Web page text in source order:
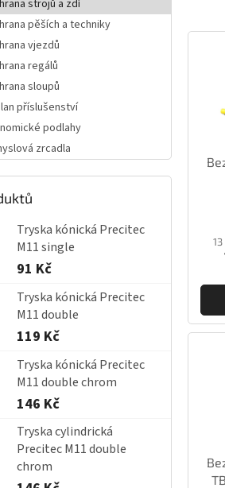
strojů a zdí
pěších a techniky
vjezdů
regálů
sloupů
příslušenství
podlahy
zrcadla
Tryska kónická Precitec
M11 single
91 Kč
Tryska kónická Precitec
M11 double
119 Kč
Tryska kónická Precitec
M11 double chrom
146 Kč
Tryska cylindrická
Precitec M11 double
chrom
V